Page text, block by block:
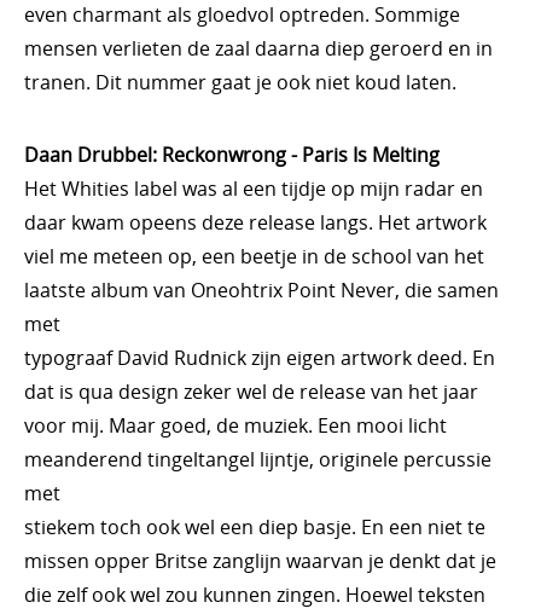
even charmant als gloedvol optreden. Sommige
mensen verlieten de zaal daarna diep geroerd en in
tranen. Dit nummer gaat je ook niet koud laten.
Daan Drubbel: Reckonwrong - Paris Is Melting
Het Whities label was al een tijdje op mijn radar en
daar kwam opeens deze release langs. Het artwork
viel me meteen op, een beetje in de school van het
laatste album van Oneohtrix Point Never, die samen
met
typograaf David Rudnick zijn eigen artwork deed. En
dat is qua design zeker wel de release van het jaar
voor mij. Maar goed, de muziek. Een mooi licht
meanderend tingeltangel lijntje, originele percussie
met
stiekem toch ook wel een diep basje. En een niet te
missen opper Britse zanglijn waarvan je denkt dat je
die zelf ook wel zou kunnen zingen. Hoewel teksten